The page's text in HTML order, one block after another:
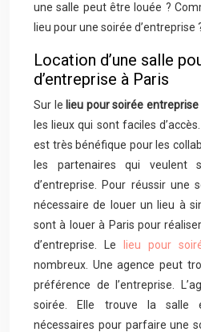
une salle peut être louée ?
lieu pour une soirée d’entreprise
Location d’une salle
d’entreprise à Paris
Sur le lieu pour soirée entreprise
les lieux qui sont faciles
est très bénéfique pour les
les partenaires qui veulent
d’entreprise. Pour réussir une
nécessaire de louer un lieu à
sont à louer à Paris pour
d’entreprise. Le
lieu pour
nombreux. Une agence peut
préférence de l’entreprise.
soirée. Elle trouve la salle
nécessaires pour parfaire une